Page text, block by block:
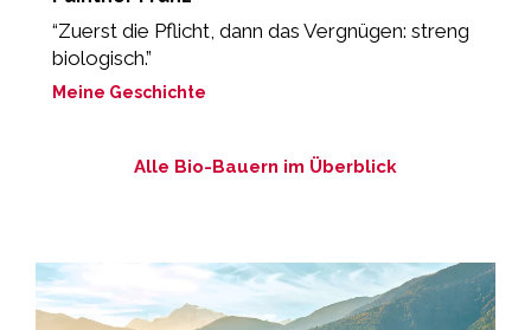
“Zuerst die Pflicht, dann das Vergnügen: streng
biologisch.”
Meine Geschichte
Alle Bio-Bauern im Überblick